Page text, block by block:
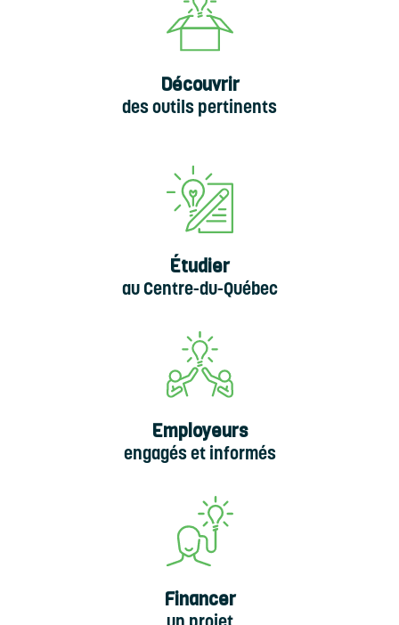
Découvrir
des outils pertinents
Étudier
au Centre-du-Québec
Employeurs
engagés et informés
Financer